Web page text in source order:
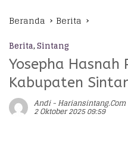
Beranda Berita
Berita,Sintang
Yosepha Hasnah
Kabupaten
Andi - Hariansintang.com
2 Oktober 2025 09:59